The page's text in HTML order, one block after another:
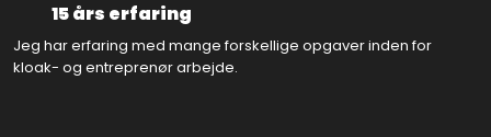
15 års erfaring
Jeg har erfaring med mange forskellige opgaver inden for
kloak- og entreprenør arbejde.